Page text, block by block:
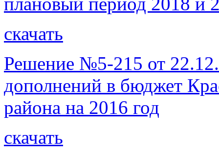
скачать
Решение №5-215 от
дополнений в бюджет
района на 2016 год
скачать